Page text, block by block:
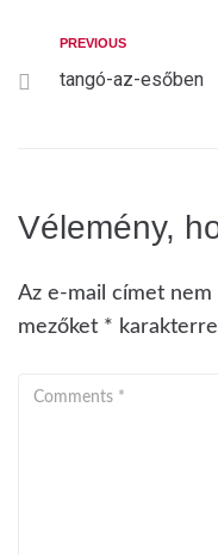
PREVIOUS
tangó-az-esőben
Vélemény,
Az e-mail címet nem
mezőket *